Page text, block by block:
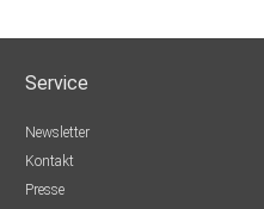
Service
Newsletter
Kontakt
Presse